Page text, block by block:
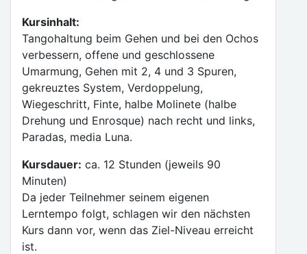
Kursinhalt:
Tangohaltung beim Gehen und bei den Ochos
verbessern, offene und geschlossene
Umarmung, Gehen mit 2, 4 und 3 Spuren,
gekreuztes System, Verdoppelung,
Wiegeschritt, Finte, halbe Molinete (halbe
Drehung und Enrosque) nach recht und links,
Paradas, media Luna.
Kursdauer: ca. 12 Stunden (jeweils 90
Minuten)
Da jeder Teilnehmer seinem eigenen
Lerntempo folgt, schlagen wir den nächsten
Kurs dann vor, wenn das Ziel-Niveau erreicht
ist.